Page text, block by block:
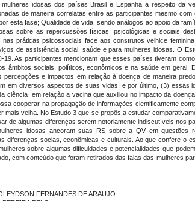
mulheres idosas dos países Brasil e Espanha a respeito da
de maneira correlatas entre as participantes mesmo
esta fase; Qualidade de vida, sendo análogos ao apoio da
sobre as repercussões físicas, psicológicas e sociais
nas práticas psicossociais face aos construtos velhice
de assistência social, saúde e para mulheres idosas. O
19. As participantes mencionam que esses países tiveram
âmbitos sociais, políticos, econômicos e na saúde em
percepções e impactos em relação à doença de maneira
em diversos aspectos de suas vidas; e por último, (3)
ciência em relação a vacina que auxiliou no impacto da
cooperar na propagação de informações cientificamente
mais velha. No Estudo 3 que se propôs a estudar
de algumas diferenças serem notoriamente indiscutíveis nos
idosas ancoram suas RS sobre a QV em questões
diferenças socias, econômicas e culturais. Ao que confere o
sobre algumas dificuldades e potencialidades que
com conteúdo que foram retirados das falas das mulheres
FERNANDES DE ARAUJO